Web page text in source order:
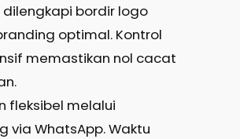
bordir logo
optimal. Kontrol
memastikan nol cacat
fleksibel melalui
via WhatsApp. Waktu